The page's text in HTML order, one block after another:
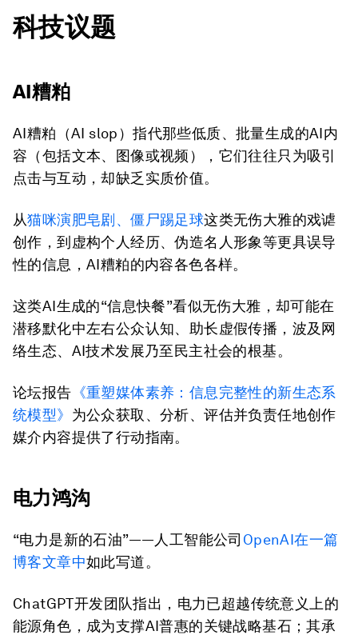
科技议题
AI糟粕
AI糟粕（AI slop）指代那些低质、批量生成的AI内
容（包括文本、图像或视频），它们往往只为吸引
点击与互动，却缺乏实质价值。
从猫咪演肥皂剧、僵尸踢足球这类无伤大雅的戏谑
创作，到虚构个人经历、伪造名人形象等更具误导
性的信息，AI糟粕的内容各色各样。
这类AI生成的“信息快餐”看似无伤大雅，却可能在
潜移默化中左右公众认知、助长虚假传播，波及网
络生态、AI技术发展乃至民主社会的根基。
论坛报告 《重塑媒体素养：信息完整性的新生态系
统模型》 为公众获取、分析、评估并负责任地创作
媒介内容提供了行动指南。
电力鸿沟
“电力是新的石油”——人工智能公司 OpenAI在一篇
博客文章中如此写道。
ChatGPT开发团队指出，电力已超越传统意义上的
能源角色，成为支撑AI普惠的关键战略基石；其承